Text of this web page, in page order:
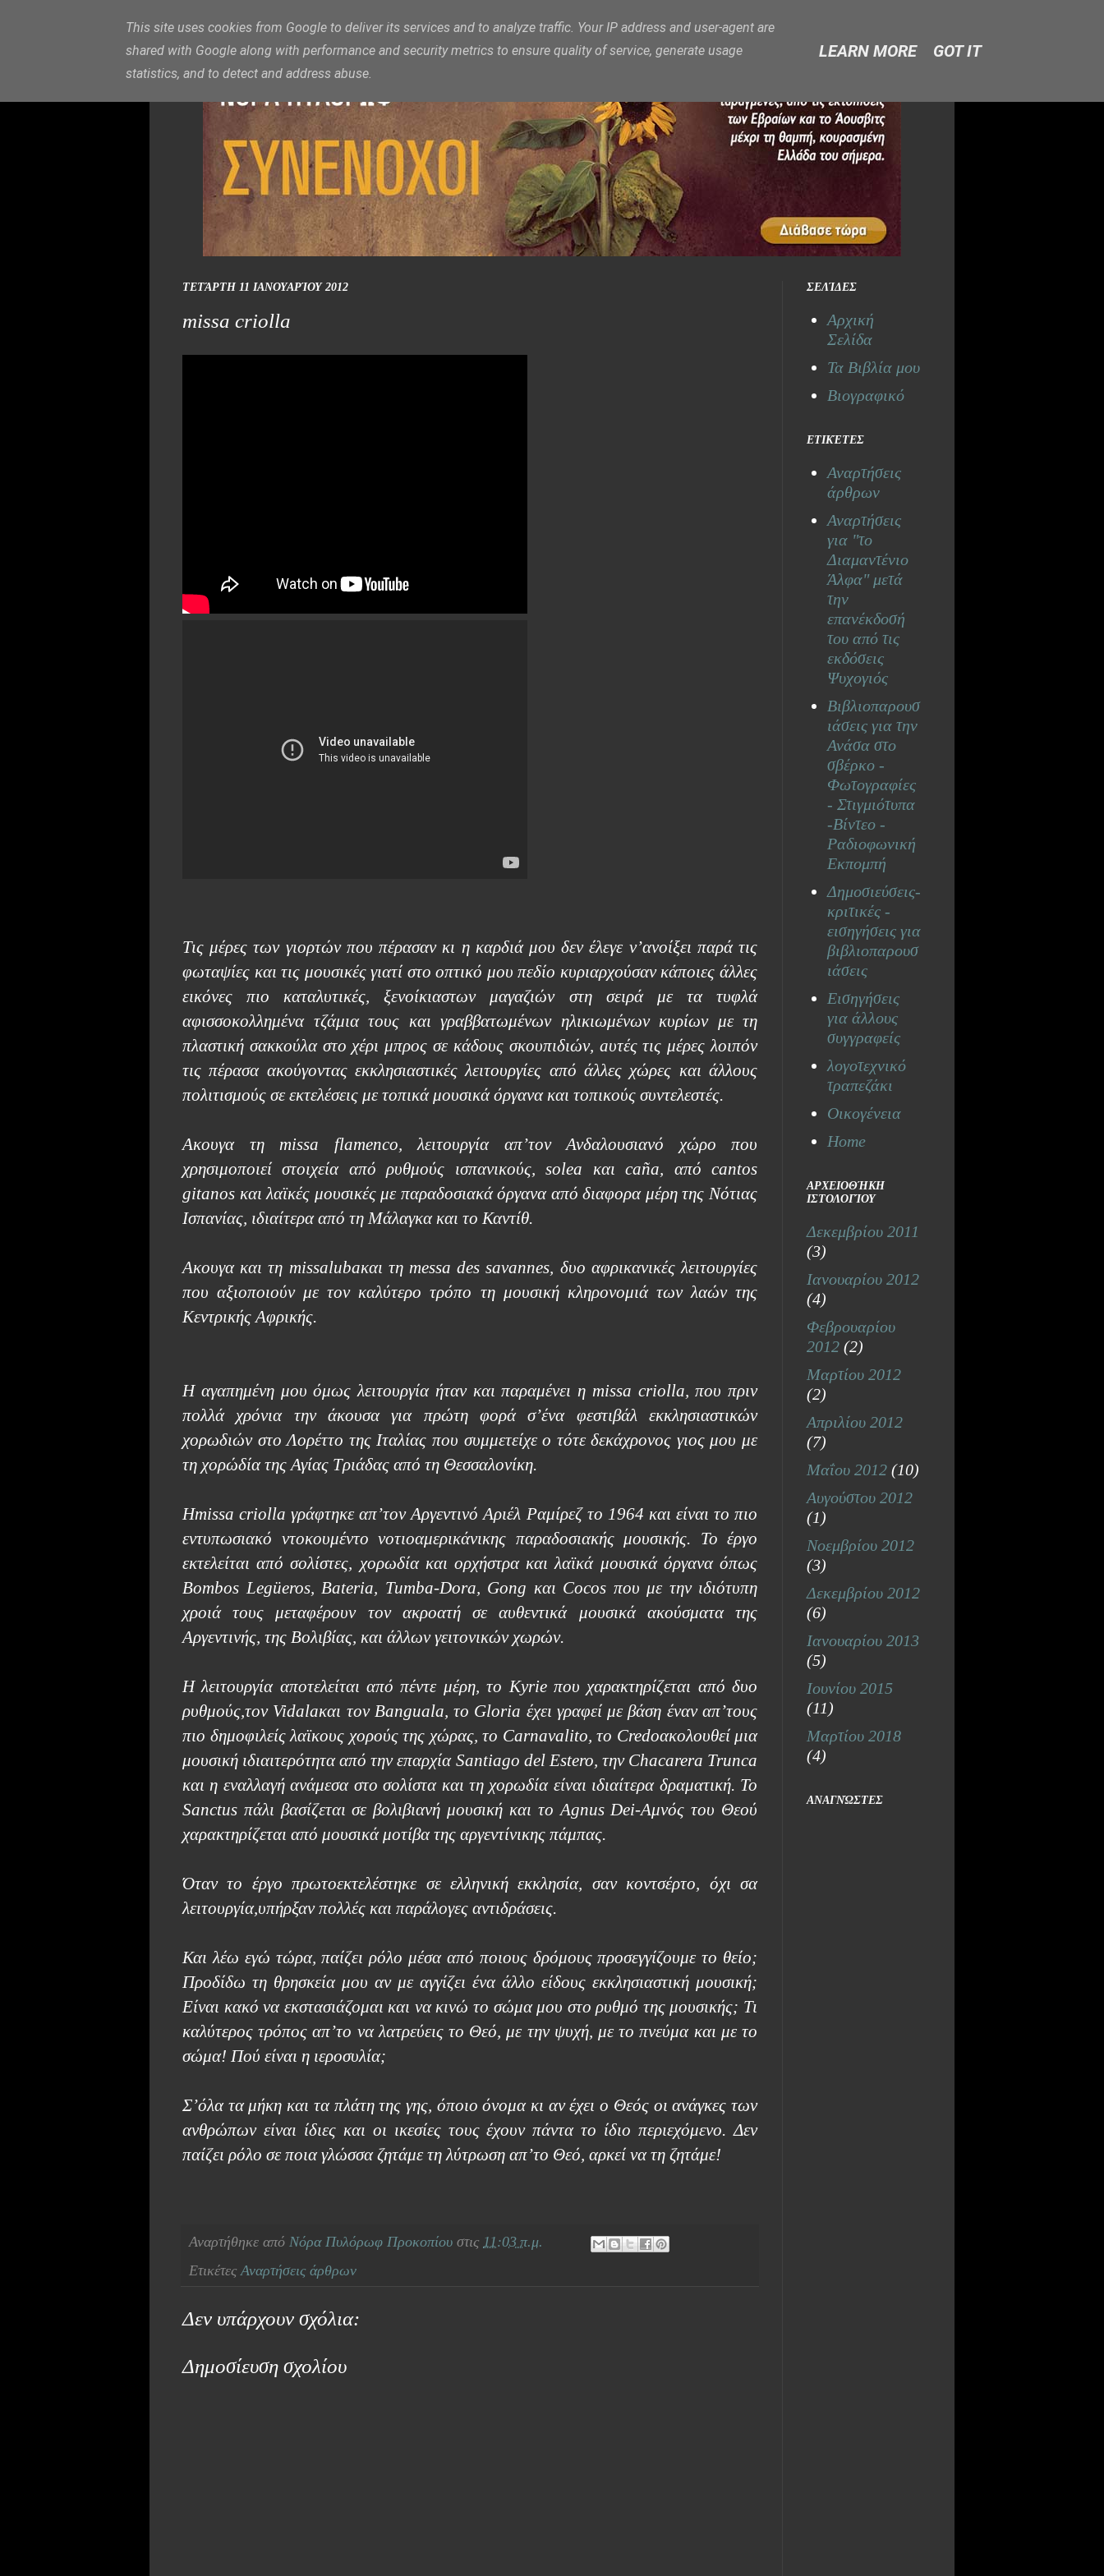
ΤΕΤΆΡΤΗ 11 ΙΑΝΟΥΑΡΊΟΥ 2012
missa criolla
Τις μέρες των γιορτών που πέρασαν κι η καρδιά μου δεν έλεγε ν’ανοίξει παρά τις
φωταψίες και τις μουσικές γιατί στο οπτικό μου πεδίο κυριαρχούσαν κάποιες άλλες
εικόνες πιο καταλυτικές, ξενοίκιαστων μαγαζιών στη σειρά με τα τυφλά
αφισσοκολλημένα τζάμια τους και γραββατωμένων ηλικιωμένων κυρίων με τη
πλαστική σακκούλα στο χέρι μπρος σε κάδους σκουπιδιών, aυτές τις μέρες λοιπόν
τις πέρασα ακούγοντας εκκλησιαστικές λειτουργίες από άλλες χώρες και άλλους
πολιτισμούς σε εκτελέσεις με τοπικά μουσικά όργανα και τοπικούς συντελεστές.
Ακουγα τη missa flamenco, λειτουργία απ’τον Ανδαλουσιανό χώρο που
χρησιμοποιεί στοιχεία από ρυθμούς ισπανικούς, solea καιcaña, από cantos
gitanos και λαϊκές μουσικές με παραδοσιακά όργανα από διαφορα μέρη της Νότιας
Ισπανίας, ιδιαίτερα από τη Μάλαγκα και το Καντίθ.
Ακουγα και τη missalubaκαι τη messa des savannes, δυο αφρικανικές λειτουργίες
που αξιοποιούν με τον καλύτερο τρόπο τη μουσική κληρονομιά των λαών της
Κεντρικής Αφρικής.
Η αγαπημένη μου όμως λειτουργία ήταν και παραμένει η missa criolla, που πριν
πολλά χρόνια την άκουσα για πρώτη φορά σ’ένα φεστιβάλ εκκλησιαστικών
χορωδιών στο Λορέττο της Ιταλίας που συμμετείχε ο τότε δεκάχρονος γιος μου με
τη χορώδία της Αγίας Τριάδας από τη Θεσσαλονίκη.
Ηmissa criolla γράφτηκε απ’τον Αργεντινό Αριέλ Ραμίρεζ το 1964 και είναι το πιο
εντυπωσιακό ντοκουμέντο νοτιοαμερικάνικης παραδοσιακής μουσικής. Το έργο
εκτελείται από σολίστες, χορωδία και ορχήστρα και λαϊκά μουσικά όργανα όπως
Bombos Legüeros, Bateria, Tumba-Dora, Gong και Cocos που με την ιδιότυπη
χροιά τους μεταφέρουν τον ακροατή σε αυθεντικά μουσικά ακούσματα της
Αργεντινής, της Βολιβίας, και άλλων γειτονικών χωρών.
Η λειτουργία αποτελείται από πέντε μέρη, το Kyrie που χαρακτηρίζεται από δυο
ρυθμούς,τον Vidalaκαι τον Banguala, το Gloria έχει γραφεί με βάση έναν απ’τους
πιο δημοφιλείς λαϊκους χορούς της χώρας, το Carnavalito, το Credoακολουθεί μια
μουσική ιδιαιτερότητα από την επαρχία Santiago del Estero, την Chacarera Trunca
και η εναλλαγή ανάμεσα στο σολίστα και τη χορωδία είναι ιδιαίτερα δραματική. Το
Sanctus πάλι βασίζεται σε βολιβιανή μουσική και το Agnus Dei-Αμνός του Θεού
χαρακτηρίζεται από μουσικά μοτίβα της αργεντίνικης πάμπας.
Όταν το έργο πρωτοεκτελέστηκε σε ελληνική εκκλησία, σαν κοντσέρτο, όχι σα
λειτουργία,υπήρξαν πολλές και παράλογες αντιδράσεις.
Και λέω εγώ τώρα, παίζει ρόλο μέσα από ποιους δρόμους προσεγγίζουμε το θείο;
Προδίδω τη θρησκεία μου αν με αγγίζει ένα άλλο είδους εκκλησιαστική μουσική;
Είναι κακό να εκστασιάζομαι και να κινώ το σώμα μου στο ρυθμό της μουσικής; Τι
καλύτερος τρόπος απ’το να λατρεύεις το Θεό, με την ψυχή, με το πνεύμα και με το
σώμα! Πού είναι η ιεροσυλία;
Σ’όλα τα μήκη και τα πλάτη της γης, όποιο όνομα κι αν έχει ο Θεός οι ανάγκες των
ανθρώπων είναι ίδιες και οι ικεσίες τους έχουν πάντα το ίδιο περιεχόμενο. Δεν
παίζει ρόλο σε ποια γλώσσα ζητάμε τη λύτρωση απ’το Θεό, αρκεί να τη ζητάμε!
Αναρτήθηκε από Νόρα Πυλόρωφ Προκοπίου στις 11:03 π.μ.
Ετικέτες Αναρτήσεις άρθρων
Δεν υπάρχουν σχόλια:
Δημοσίευση σχολίου
ΣΕΛΊΔΕΣ
Αρχική
Σελίδα
Τα Βιβλία μου
Βιογραφικό
ΕΤΙΚΈΤΕΣ
Αναρτήσεις
άρθρων
Αναρτήσεις
για "το
Διαμαντένιο
Άλφα" μετά
την
επανέκδοσή
του από τις
εκδόσεις
Ψυχογιός
Βιβλιοπαρουσ
ιάσεις για την
Ανάσα στο
σβέρκο -
Φωτογραφίες
- Στιγμιότυπα
-Βίντεο -
Ραδιοφωνική
Εκπομπή
Δημοσιεύσεις-
κριτικές -
εισηγήσεις για
βιβλιοπαρουσ
ιάσεις
Εισηγήσεις
για άλλους
συγγραφείς
λογοτεχνικό
τραπεζάκι
Οικογένεια
Home
ΑΡΧΕΙΟΘΉΚΗ
ΙΣΤΟΛΟΓΊΟΥ
Δεκεμβρίου 2011
(3)
Ιανουαρίου 2012
(4)
Φεβρουαρίου
2012 (2)
Μαρτίου 2012
(2)
Απριλίου 2012
(7)
Μαΐου 2012 (10)
Αυγούστου 2012
(1)
Νοεμβρίου 2012
(3)
Δεκεμβρίου 2012
(6)
Ιανουαρίου 2013
(5)
Ιουνίου 2015
(11)
Μαρτίου 2018
(4)
ΑΝΑΓΝΏΣΤΕΣ
This site uses cookies from Google to deliver its services and to analyze traffic. Your IP address and user-agent are
shared with Google along with performance and security metrics to ensure quality of service, generate usage
statistics, and to detect and address abuse.
LEARN MORE GOT IT